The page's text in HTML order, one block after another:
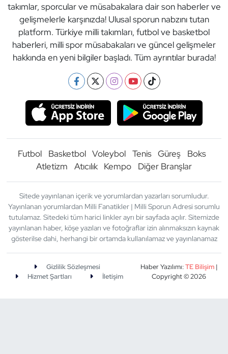
takımlar, sporcular ve müsabakalara dair son haberler ve
gelişmelerle karşınızda! Ulusal sporun nabzını tutan
platform. Türkiye milli takımları, futbol ve basketbol
haberleri, milli spor müsabakaları ve güncel gelişmeler
hakkında en yeni bilgiler başladı. Tüm ayrıntılar burada!
Futbol Basketbol Voleybol Tenis Güreş
Boks
Atletizm
Atıcılık Kempo Diğer Branşlar
Sitede yayınlanan içerik ve yorumlardan yazarları sorumludur.
Yayınlanan yorumlardan Milli Fanatikler | Milli Sporun Adresi sorumlu
tutulamaz. Sitedeki tüm harici linkler ayrı bir sayfada açılır. Sitemizde
yayınlanan haber, köşe yazıları ve fotoğraflar izin alınmaksızın kaynak
gösterilse dahi, herhangi bir ortamda kullanılamaz ve yayınlanamaz
Gizlilik Sözleşmesi
Hizmet Şartları
İletişim
Haber Yazılımı:TE Bilişim|
Copyright © 2026